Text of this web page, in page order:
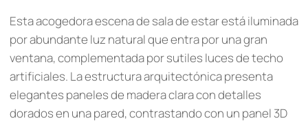
Esta acogedora escena de sala de estar está iluminada
por abundante luz natural que entra por una gran
ventana, complementada por sutiles luces de techo
artificiales. La estructura arquitectónica presenta
elegantes paneles de madera clara con detalles
dorados en una pared, contrastando con un panel 3D